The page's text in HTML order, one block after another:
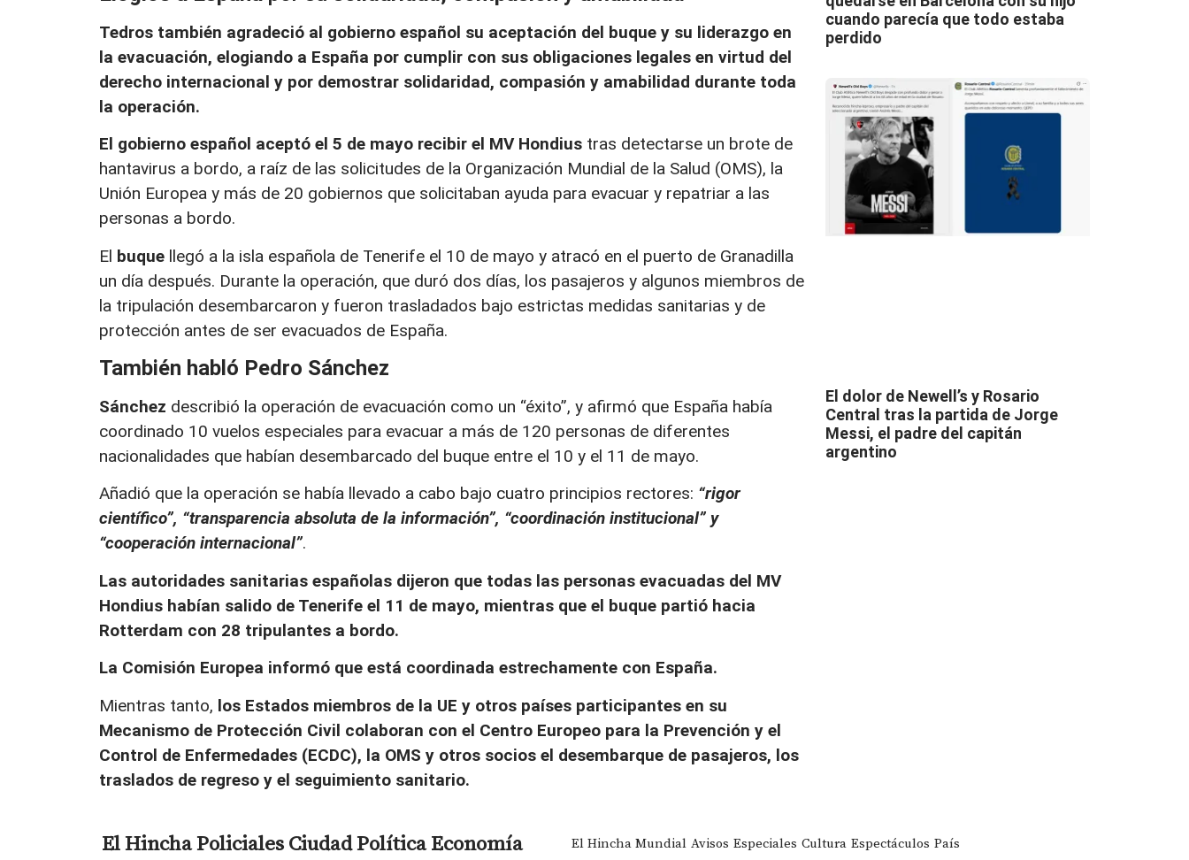
Tedros también agradeció al gobierno español su aceptación del buque y su liderazgo en
la evacuación, elogiando a España por cumplir con sus obligaciones legales en virtud del
derecho internacional y por demostrar solidaridad, compasión y amabilidad durante toda
la operación.
El gobierno español aceptó el 5 de mayo recibir el MV Hondius tras detectarse un brote de
hantavirus a bordo, a raíz de las solicitudes de la Organización Mundial de la Salud (OMS), la
Unión Europea y más de 20 gobiernos que solicitaban ayuda para evacuar y repatriar a las
personas a bordo.
El buque llegó a la isla española de Tenerife el 10 de mayo y atracó en el puerto de Granadilla
un día después. Durante la operación, que duró dos días, los pasajeros y algunos miembros de
la tripulación desembarcaron y fueron trasladados bajo estrictas medidas sanitarias y de
protección antes de ser evacuados de España.
También habló Pedro Sánchez
Sánchez describió la operación de evacuación como un “éxito”, y afirmó que España había
coordinado 10 vuelos especiales para evacuar a más de 120 personas de diferentes
nacionalidades que habían desembarcado del buque entre el 10 y el 11 de mayo.
Añadió que la operación se había llevado a cabo bajo cuatro principios rectores: “rigor
científico”, “transparencia absoluta de la información”, “coordinación institucional” y
“cooperación internacional”.
Las autoridades sanitarias españolas dijeron que todas las personas evacuadas del MV
Hondius habían salido de Tenerife el 11 de mayo, mientras que el buque partió hacia
Rotterdam con 28 tripulantes a bordo.
La Comisión Europea informó que está coordinada estrechamente con España.
Mientras tanto, los Estados miembros de la UE y otros países participantes en su
Mecanismo de Protección Civil colaboran con el Centro Europeo para la Prevención y el
Control de Enfermedades (ECDC), la OMS y otros socios el desembarque de pasajeros, los
traslados de regreso y el seguimiento sanitario.
cuando parecía que todo estaba
perdido
El dolor de Newell’s y Rosario
Central tras la partida de Jorge
Messi, el padre del capitán
argentino
El HinchaPolicialesCiudadPolíticaEconomía El Hincha Mundial Avisos Especiales Cultura Espectáculos País